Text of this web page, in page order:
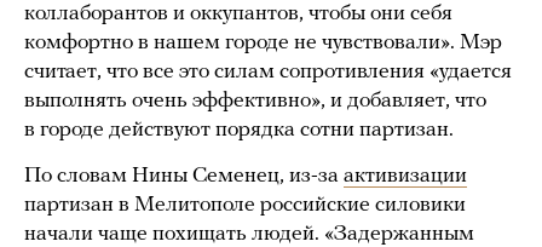
коллаборантов и оккупантов, чтобы они себя
комфортно в нашем городе не чувствовали». Мэр
считает, что все это силам сопротивления «удается
выполнять очень эффективно», и добавляет, что
в городе действуют порядка сотни партизан.
По словам Нины Семенец, из-за активизации
партизан в Мелитополе российские силовики
начали чаще похищать людей. «Задержанным